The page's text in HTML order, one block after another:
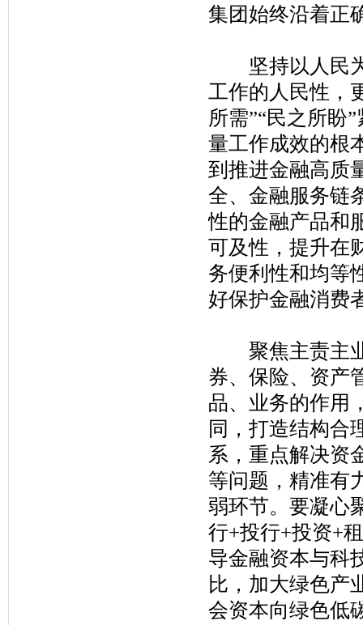
集团始终沿着正
坚持以人民为
工作的人民性，
所需”“民之所盼
量工作成效的根
到推进金融高质
全、金融服务链
性的金融产品和
可及性，提升在
务便利性和均等
好保护金融消费
聚焦主责主业
券、保险、资产
品、业务的作用
同，打造结构合
系，重点解决资
等问题，精准有
弱环节。要凝心
行+投行+投资+
导金融资本与科
比，加大绿色产
会资本向绿色低